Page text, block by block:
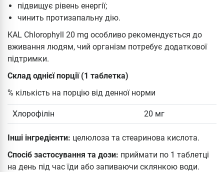
підвищує рівень енергії;
чинить протизапальну дію.
KAL Chlorophyll 20 mg особливо рекомендується до
вживання людям, чий організм потребує додаткової
підтримки.
Склад однієї порції (1 таблетка)
% кількість на порцію від денної норми
Хлорофілін 20 мг
Інші інгредієнти: целюлоза та стеаринова кислота.
Спосіб застосування та дози: приймати по 1 таблетці
на день під час їди або запиваючи склянкою води.